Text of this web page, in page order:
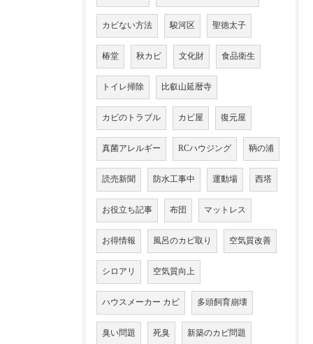
カビない方法 駿河区 聖徳太子
椿堂 秋カビ 文化財 食品衛生
トイレ掃除 比叡山延暦寺
カビのトラブル カビ屋 復元屋
真菌アレルギー RCハウジング 鞆の浦
読売新聞 防水工事中 運動場 西塔
お役立ち記事 布団 マットレス
お得情報 風呂のカビ取り 空気質改善
シロアリ 空気質向上
ハウスメーカー カビ 多頭飼育崩壊
臭い問題 死臭 新築のカビ問題